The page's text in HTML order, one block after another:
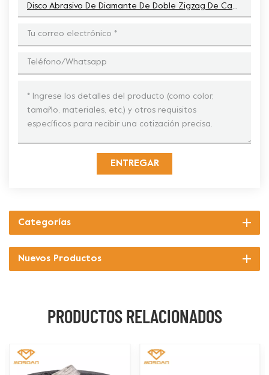
Disco Abrasivo De Diamante De Doble Zigzag De Cambio Rápido Lavina Para Hormigón
ENTREGAR
Categorías
Nuevos Productos
PRODUCTOS RELACIONADOS